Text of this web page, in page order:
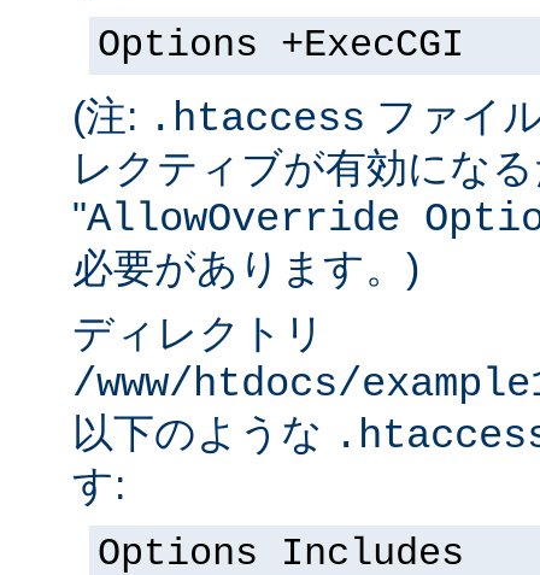
Options +ExecCGI
(注: .htaccess ファイ
レクティブが有効にな
"AllowOverride
必要があります。)
ディレクトリ
/www/htdocs/
以下のような
す:
Options Includes